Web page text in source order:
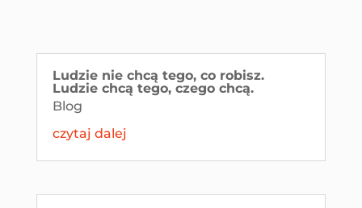
Ludzie nie chcą tego, co robisz.
Ludzie chcą tego, czego chcą.
Blog
czytaj dalej